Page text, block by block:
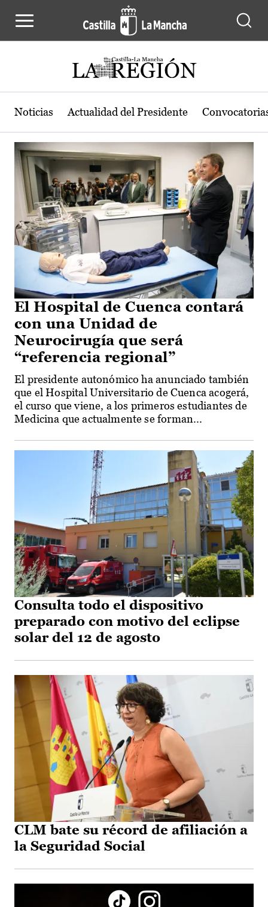
Actualidad de la región de Castilla-
Noticias Actualidad del Presidente
El Hospital de Cuenca contará
con una Unidad de
Neurocirugía que será
“referencia regional”
El presidente autonómico ha anunciado también
que el Hospital Universitario de Cuenca acogerá,
el curso que viene, a los primeros estudiantes de
Medicina que actualmente se forman...
Consulta todo el dispositivo
preparado con motivo del eclipse
solar del 12 de agosto
CLM bate su récord de afiliación a
la Seguridad Social